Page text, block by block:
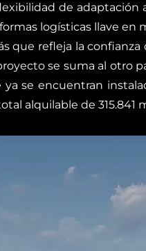
de
logísticas llave en
que refleja la
se suma al otro
se encuentran
alquilable de 315.841